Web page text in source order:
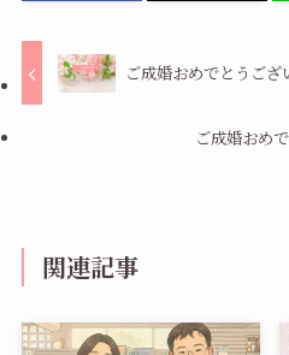
ご成婚おめでとうござ
ご成婚おめ
関連記事